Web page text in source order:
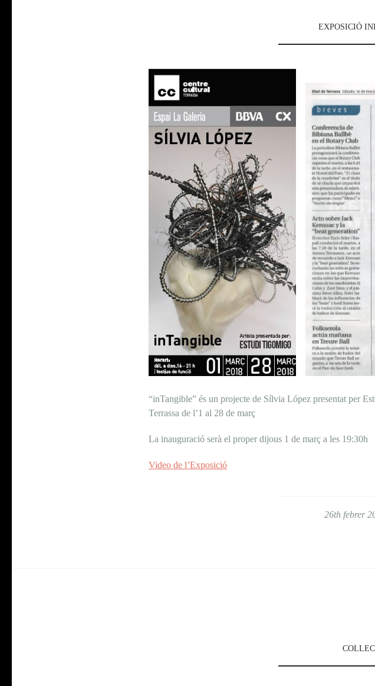
EXPOSICIÓ
“inTangible” és un projecte de Sílvia López presentat per
Terrassa de l’1 al 28 de març
La inauguració serà el proper dijous 1 de març a les 19:30h
Video de l’Exposició
26th febrer